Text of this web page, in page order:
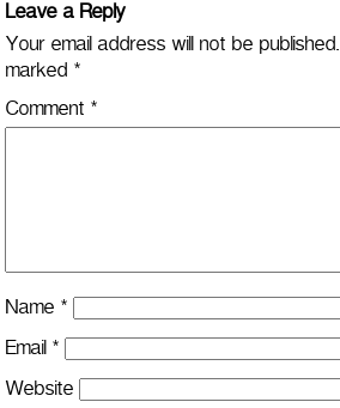
Leave a Reply
Your email address will not be published.
marked *
Comment *
Name *
Email *
Website